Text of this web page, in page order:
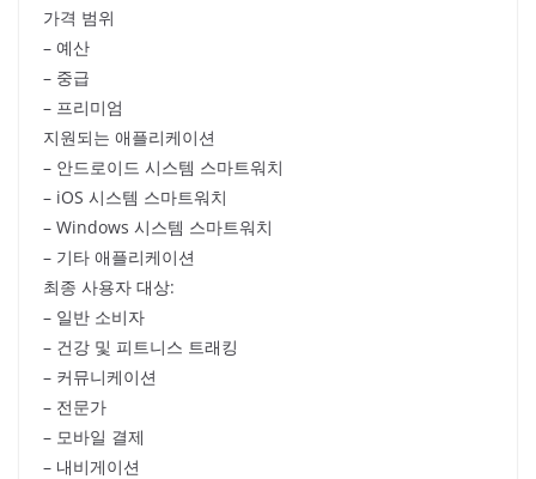
가격 범위
– 예산
– 중급
– 프리미엄
지원되는 애플리케이션
– 안드로이드 시스템 스마트워치
– iOS 시스템 스마트워치
– Windows 시스템 스마트워치
– 기타 애플리케이션
최종 사용자 대상:
– 일반 소비자
– 건강 및 피트니스 트래킹
– 커뮤니케이션
– 전문가
– 모바일 결제
– 내비게이션